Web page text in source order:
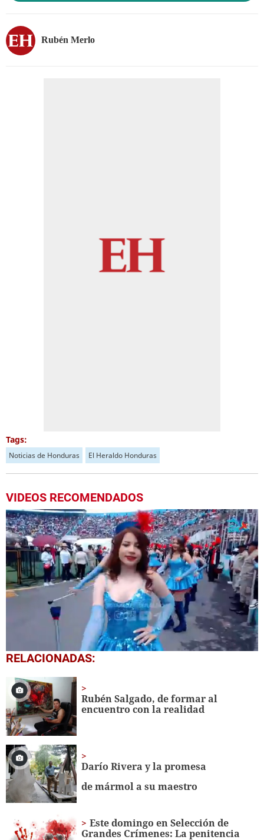
Rubén Merlo
Tags:
Noticias de Honduras El Heraldo Honduras
VIDEOS RECOMENDADOS
0
seconds
58
seconds
RELACIONADAS:
Rubén Salgado, de formar al
encuentro con la realidad
Darío Rivera y la promesa
de mármol a su maestro
Este domingo en Selección de
Grandes Crímenes: La penitencia